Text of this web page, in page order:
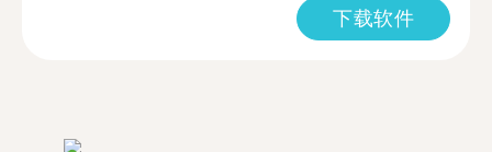
下载软件